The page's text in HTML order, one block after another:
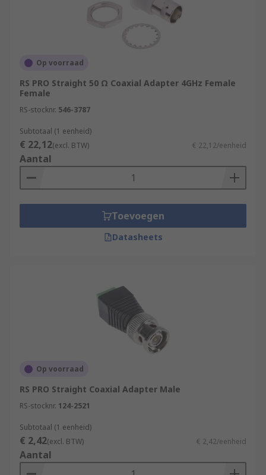
Vertical
Impedance
75 Ω
100 Ω
500 Ω
Op voorraad
RS PRO Straight 50 Ω Coaxial Adapter 4GHz Female
Female
RS-stocknr. 546-3787
Subtotaal (1 eenheid)
€ 22,12(excl. BTW) € 22,12/eenheid
Aantal
Toevoegen
Datasheets
Op voorraad
RS PRO Straight Coaxial Adapter Male
RS-stocknr. 124-2521
Subtotaal (1 eenheid)
€ 2,42(excl. BTW) € 2,42/eenheid
Aantal